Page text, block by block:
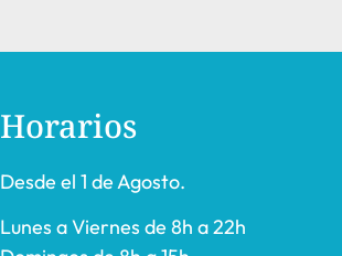
Horarios
Desde el 1 de Agosto.
Lunes a Viernes de 8h a 22h